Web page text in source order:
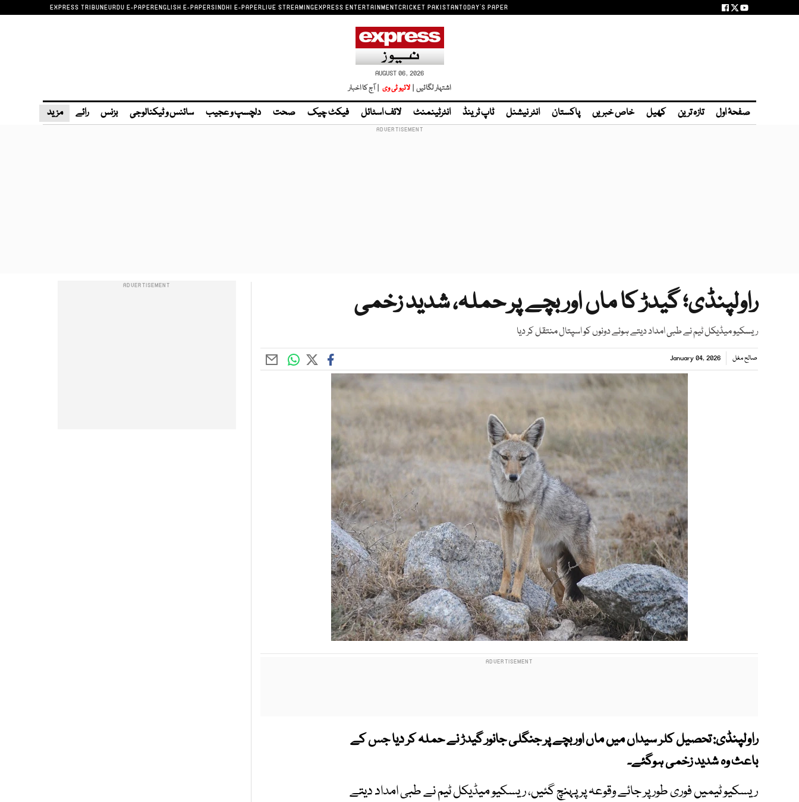
EXPRESS TRIBUNEURDU E-PAPERENGLISH E-PAPERSINDHI E-PAPERLIVE STREAMINGEXPRESS ENTERTAINMENTCRICKET PAKISTANTODAY'S PAPER
AUGUST 06, 2026
اشتہار لگائیں | لائیو ٹی وی | آج کا اخبار
صفحۂ اول تازہ ترین کھیل خاص خبریں پاکستان انٹر نیشنل ٹاپ ٹرینڈ انٹرٹینمنٹ لائف اسٹائل فیکٹ چیک صحت دلچسپ و عجیب سائنس و ٹیکنالوجی بزنس رائے مزید
راولپنڈی؛ گیدڑ کا ماں اور بچے پر حملہ، شدید زخمی
ریسکیو میڈیکل ٹیم نے طبی امداد دیتے ہوئے دونوں کو اسپتال منتقل کر دیا
صالح مغل January 04, 2026
راولپنڈی:تحصیل کلر سیداں میں ماں اور بچے پر جنگلی جانور گیدڑ نے حملہ کر دیا جس کے
باعث وہ شدید زخمی ہوگئے۔
ریسکیو ٹیمیں فوری طور پر جائے وقوعہ پر پہنچ گئیں، ریسکیو میڈیکل ٹیم نے طبی امداد دیتے